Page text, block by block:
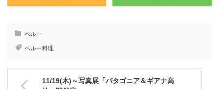
ペルー
ペルー料理
11/19(木)～写真展「パタゴニア＆ギアナ高